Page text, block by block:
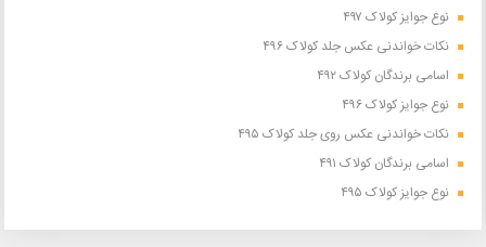
نوع جوایز کولاک ۴۹۷
نکات خواندنی عکس جلد کولاک ۴۹۶
اسامی برندگان کولاک ۴۹۲
نوع جوایز کولاک ۴۹۶
نکات خواندنی عکس روی جلد کولاک ۴۹۵
اسامی برندگان کولاک ۴۹۱
نوع جوایز کولاک ۴۹۵